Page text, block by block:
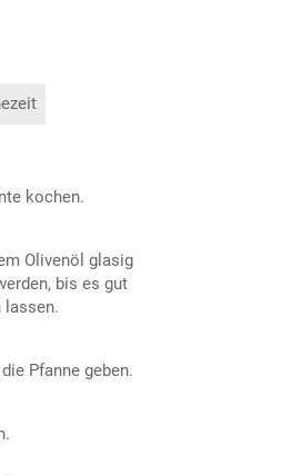
kochen.
Olivenöl glasig
bis es gut
lassen.
Pfanne geben.